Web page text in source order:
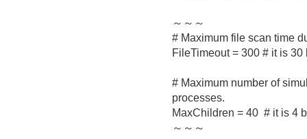
～～～
# Maximum file scan time
FileTimeout = 300 # it is 30
# Maximum number of
processes.
MaxChildren = 40 # it is 4
～～～